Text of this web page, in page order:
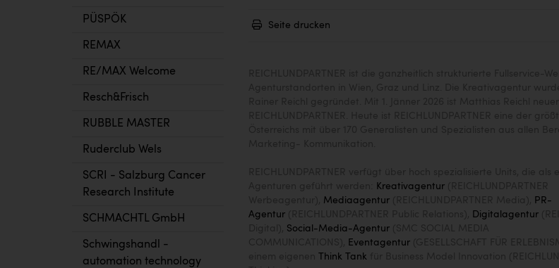
PÜSPÖK
REMAX
RE/MAX Welcome
Resch&Frisch
RUBBLE MASTER
Ruderclub Wels
SCRI - Salzburg Cancer
Research Institute
SCHMACHTL GmbH
Schwingshandl -
automation technology
Seite drucken
Kreativagentur
Mediaagentur
PR-
Agentur
Digitalagentur
Social-Media-Agentur
Eventagentur
Think Tank